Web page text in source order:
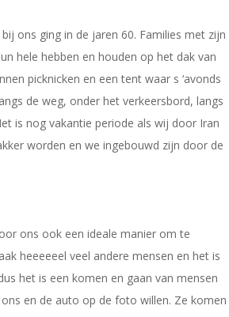
ons ging in de jaren 60. Families met zijn
hele hebben en houden op het dak van
picknicken en een tent waar s ‘avonds
de weg, onder het verkeersbord, langs
is nog vakantie periode als wij door Iran
worden en we ingebouwd zijn door de
ons ook een ideale manier om te
heeeeeel veel andere mensen en het is
het is een komen en gaan van mensen
en de auto op de foto willen. Ze komen